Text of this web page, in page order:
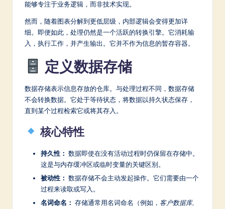
In
ti
能够专注于业务逻辑，而非技术实现。
然而，随着图表分解到更低层级，内部逻辑会变得更加详
细。即便如此，处理仍然是一个活跃的转换引擎。它消耗输
入，执行工作，并产生输出。它并不作为信息的暂存容器。
定义数据存储
数据存储表示信息存放的仓库。与处理过程不同，数据存储
不会转换数据。它处于等待状态，将数据以持久状态保存，
直到某个过程检索它或将其存入。
核心特性
持久性： 数据即使在没有活动过程时仍保留在存储中。
这是与内存缓冲区或临时变量的关键区别。
被动性： 数据存储不会主动发起操作。它们需要由一个
过程来读取或写入。
名词命名： 存储通常用名词命名（例如， 客户数据库,